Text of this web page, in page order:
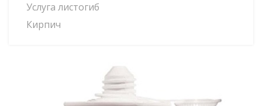
Услуга листогиб
Кирпич